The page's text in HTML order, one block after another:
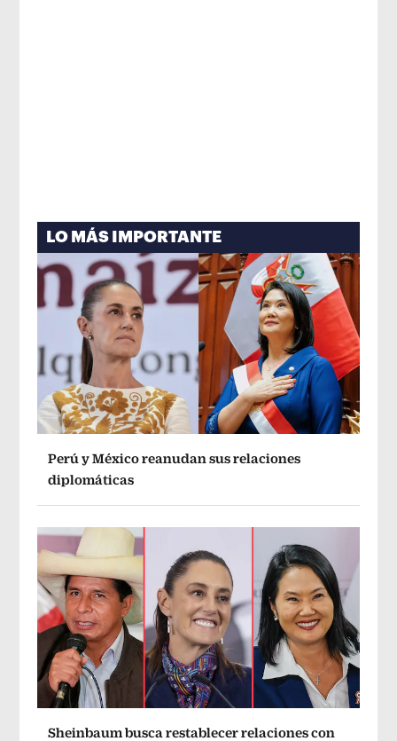
LO MÁS IMPORTANTE
Perú y México reanudan sus relaciones
diplomáticas
Sheinbaum busca restablecer relaciones con